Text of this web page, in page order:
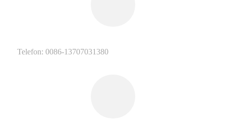
Telefon: 0086-13707031380